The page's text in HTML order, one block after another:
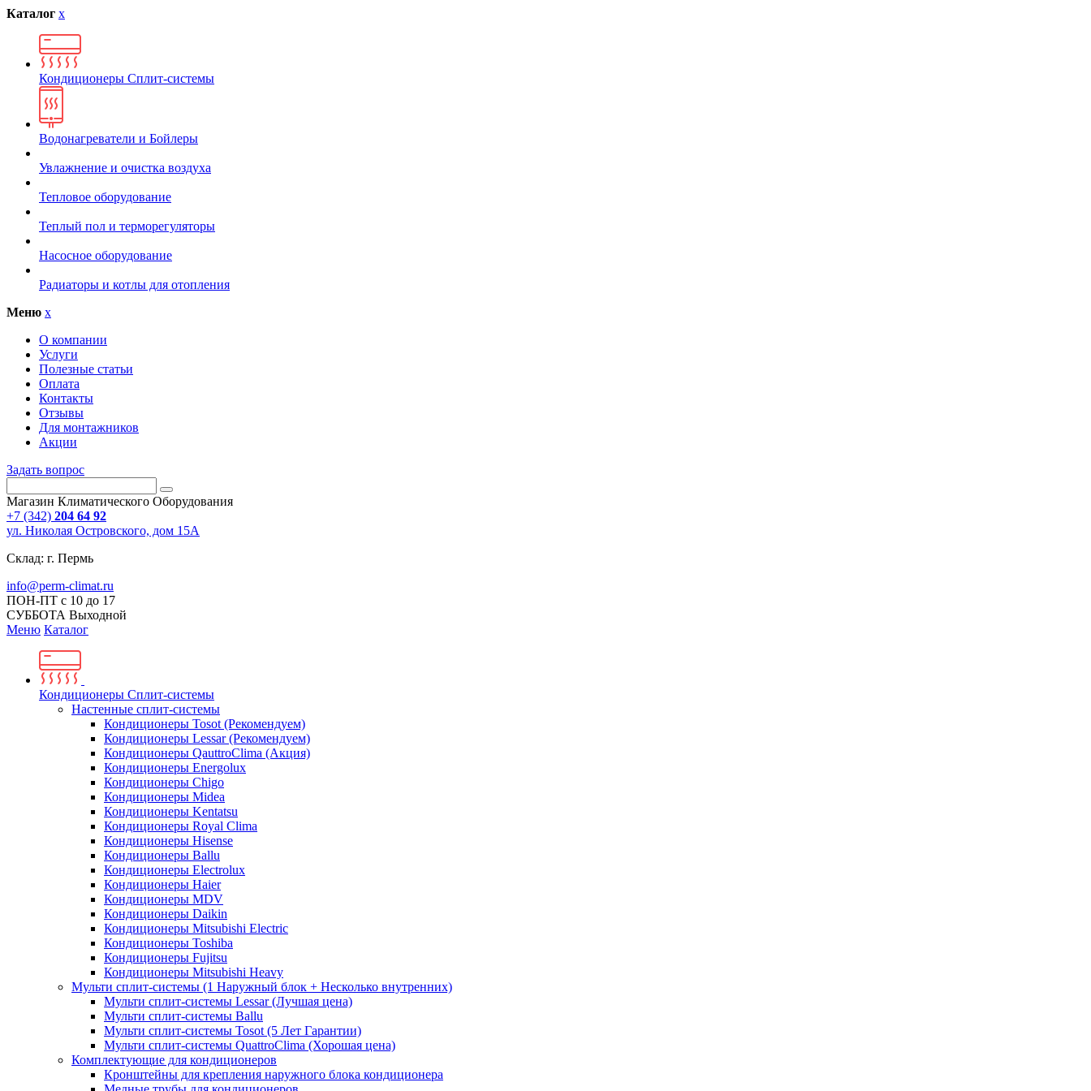
Каталог x
Кондиционеры Сплит-системы
Водонагреватели и Бойлеры
Увлажнение и очистка воздуха
Тепловое оборудование
Теплый пол и терморегуляторы
Насосное оборудование
Радиаторы и котлы для отопления
Меню x
О компании
Услуги
Полезные статьи
Оплата
Контакты
Отзывы
Для монтажников
Акции
Задать вопрос
Магазин Климатического Оборудования
+7 (342) 204 64 92
ул. Николая Островского, дом 15А
Склад: г. Пермь
info@perm-climat.ru
ПОН-ПТ с 10 до 17
СУББОТА Выходной
Меню Каталог
Кондиционеры Сплит-системы
Настенные сплит-системы
Кондиционеры Tosot (Рекомендуем)
Кондиционеры Lessar (Рекомендуем)
Кондиционеры QauttroClima (Акция)
Кондиционеры Energolux
Кондиционеры Chigo
Кондиционеры Midea
Кондиционеры Kentatsu
Кондиционеры Royal Clima
Кондиционеры Hisense
Кондиционеры Ballu
Кондиционеры Electrolux
Кондиционеры Haier
Кондиционеры MDV
Кондиционеры Daikin
Кондиционеры Mitsubishi Electric
Кондиционеры Toshiba
Кондиционеры Fujitsu
Кондиционеры Mitsubishi Heavy
Мульти сплит-системы (1 Наружный блок + Несколько внутренних)
Мульти сплит-системы Lessar (Лучшая цена)
Мульти сплит-системы Ballu
Мульти сплит-системы Tosot (5 Лет Гарантии)
Мульти сплит-системы QuattroClima (Хорошая цена)
Комплектующие для кондиционеров
Кронштейны для крепления наружного блока кондиционера